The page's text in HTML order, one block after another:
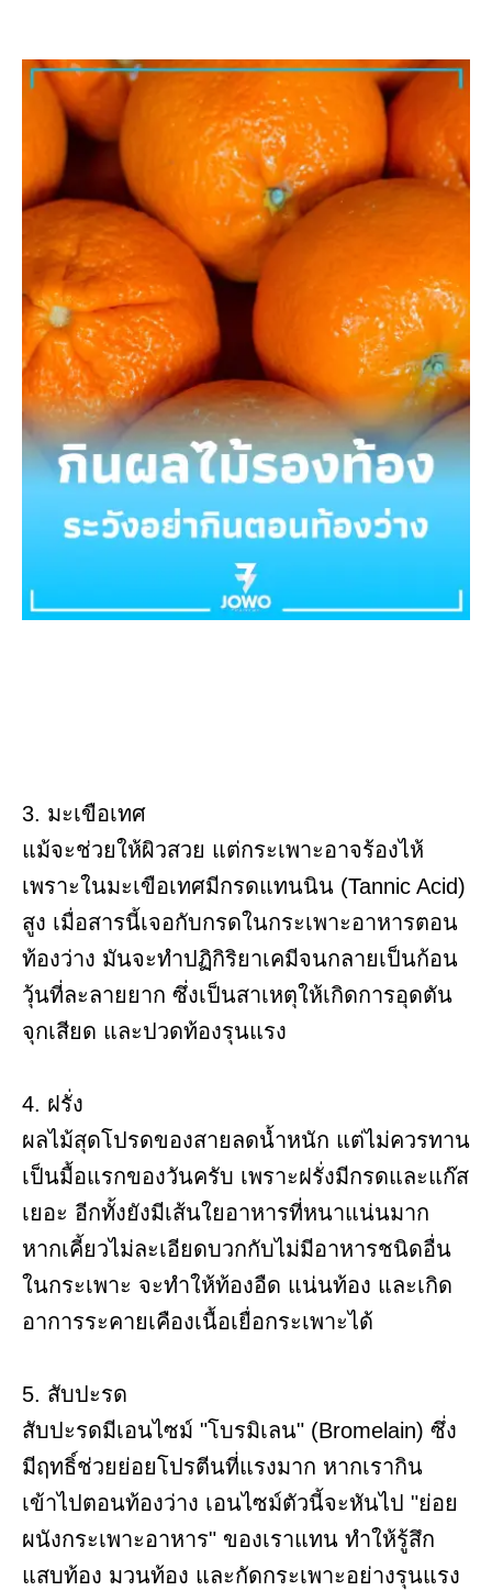
3. มะเขือเทศ
แม้จะช่วยให้ผิวสวย แต่กระเพาะอาจร้องไห้
เพราะในมะเขือเทศมีกรดแทนนิน (Tannic Acid)
สูง เมื่อสารนี้เจอกับกรดในกระเพาะอาหารตอน
ท้องว่าง มันจะทำปฏิกิริยาเคมีจนกลายเป็นก้อน
วุ้นที่ละลายยาก ซึ่งเป็นสาเหตุให้เกิดการอุดตัน
จุกเสียด และปวดท้องรุนแรง
4. ฝรั่ง
ผลไม้สุดโปรดของสายลดน้ำหนัก แต่ไม่ควรทาน
เป็นมื้อแรกของวันครับ เพราะฝรั่งมีกรดและแก๊ส
เยอะ อีกทั้งยังมีเส้นใยอาหารที่หนาแน่นมาก
หากเคี้ยวไม่ละเอียดบวกกับไม่มีอาหารชนิดอื่น
ในกระเพาะ จะทำให้ท้องอืด แน่นท้อง และเกิด
อาการระคายเคืองเนื้อเยื่อกระเพาะได้
5. สับปะรด
สับปะรดมีเอนไซม์ "โบรมิเลน" (Bromelain) ซึ่ง
มีฤทธิ์ช่วยย่อยโปรตีนที่แรงมาก หากเรากิน
เข้าไปตอนท้องว่าง เอนไซม์ตัวนี้จะหันไป "ย่อย
ผนังกระเพาะอาหาร" ของเราแทน ทำให้รู้สึก
แสบท้อง มวนท้อง และกัดกระเพาะอย่างรุนแรง